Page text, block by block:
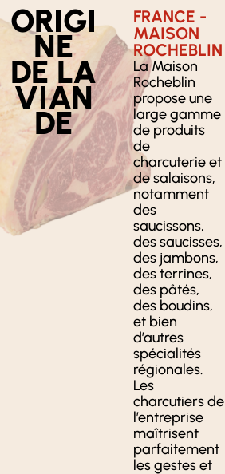
ORIGI
NE
DE LA
VIAN
DE
FRANCE -
MAISON
ROCHEBLIN
La Maison
Rocheblin
propose une
large gamme
de produits
de
charcuterie et
de salaisons,
notamment
des
saucissons,
des saucisses,
des jambons,
des terrines,
des pâtés,
des boudins,
et bien
d’autres
spécialités
régionales.
Les
charcutiers de
l’entreprise
maîtrisent
parfaitement
les gestes et